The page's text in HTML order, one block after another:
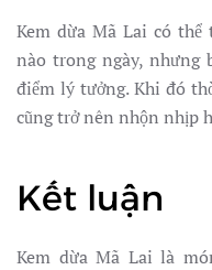
Kem dừa Mã Lai có
nào trong ngày, nhưng
điểm lý tưởng. Khi đó
cũng trở nên nhộn nhịp
Kết luận
Kem dừa Mã Lai là